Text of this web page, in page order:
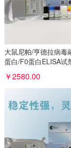
大鼠尼帕/亨德拉病毒
蛋白/F0蛋白ELISA试
￥2580.00